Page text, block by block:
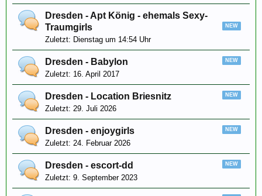
Dresden - Apt König - ehemals Sexy-
Traumgirls
Dienstag um 14:54 Uhr
Dresden - Babylon
16. April 2017
Dresden - Location Briesnitz
29. Juli 2026
Dresden - enjoygirls
24. Februar 2026
Dresden - escort-dd
9. September 2023